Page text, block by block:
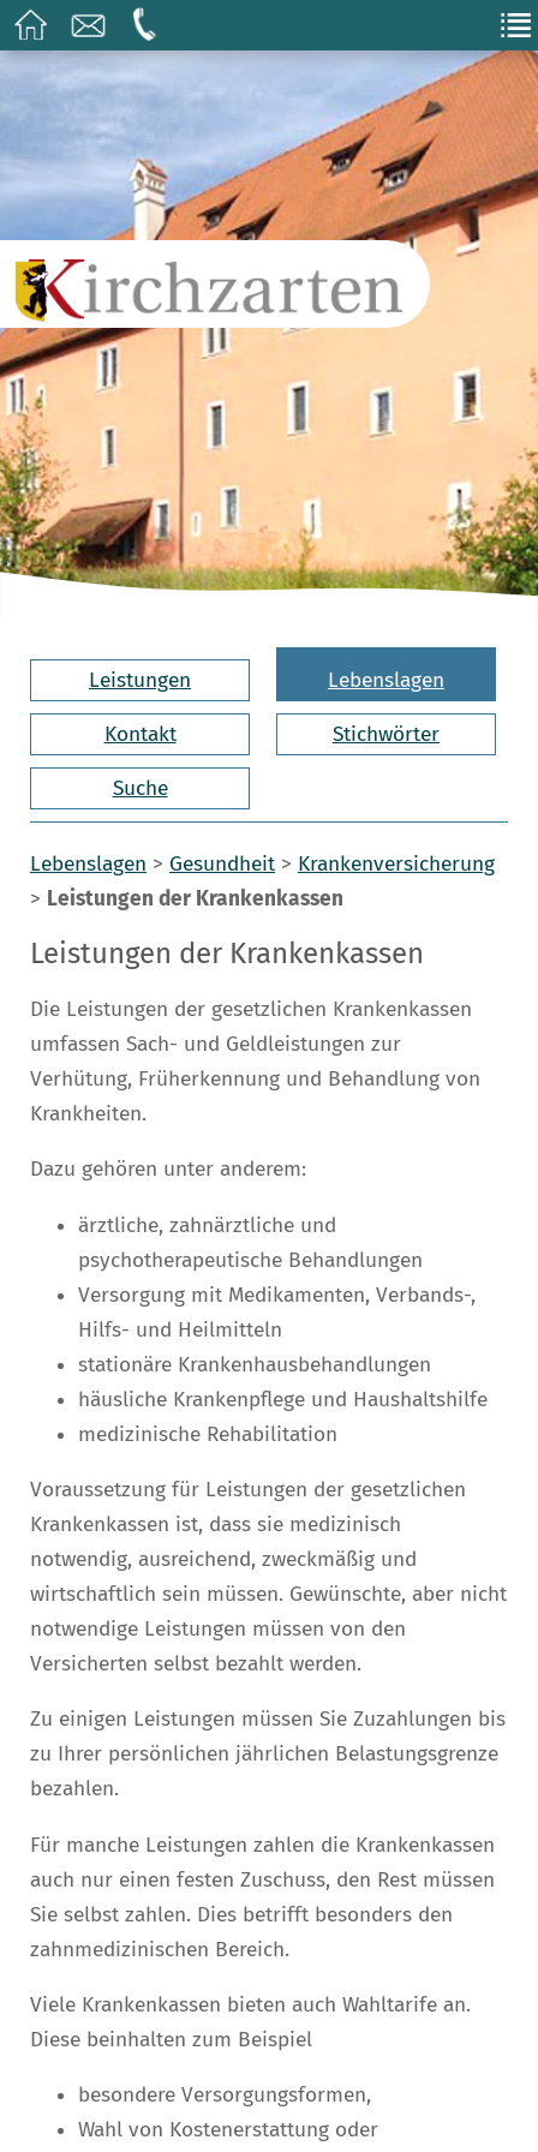
Leistungen Lebenslagen
Kontakt Stichwörter
Suche
Lebenslagen > Gesundheit > Krankenversicherung
> Leistungen der Krankenkassen
Leistungen der Krankenkassen
Die Leistungen der gesetzlichen Krankenkassen
umfassen Sach- und Geldleistungen zur
Verhütung, Früherkennung und Behandlung von
Krankheiten.
Dazu gehören unter anderem:
ärztliche, zahnärztliche und
psychotherapeutische Behandlungen
Versorgung mit Medikamenten, Verbands-,
Hilfs- und Heilmitteln
stationäre Krankenhausbehandlungen
häusliche Krankenpflege und Haushaltshilfe
medizinische Rehabilitation
Voraussetzung für Leistungen der gesetzlichen
Krankenkassen ist, dass sie medizinisch
notwendig, ausreichend, zweckmäßig und
wirtschaftlich sein müssen. Gewünschte, aber nicht
notwendige Leistungen müssen von den
Versicherten selbst bezahlt werden.
Zu einigen Leistungen müssen Sie Zuzahlungen bis
zu Ihrer persönlichen jährlichen Belastungsgrenze
bezahlen.
Für manche Leistungen zahlen die Krankenkassen
auch nur einen festen Zuschuss, den Rest müssen
Sie selbst zahlen. Dies betrifft besonders den
zahnmedizinischen Bereich.
Viele Krankenkassen bieten auch Wahltarife an.
Diese beinhalten zum Beispiel
besondere Versorgungsformen,
Wahl von Kostenerstattung oder